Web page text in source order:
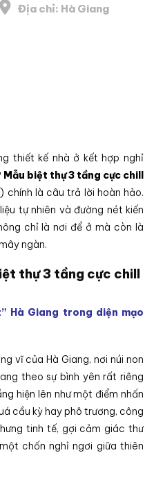
Địa chỉ: Hà Giang
thiết kế nhà ở kết hợp nghỉ
Mẫu biệt thự 3 tầng cực chill
chính là câu trả lời hoàn hảo.
tự nhiên và đường nét kiến
chỉ là nơi để ở mà còn là
ngàn.
thự 3 tầng cực chill
Hà Giang trong diện mạo
vĩ của Hà Giang, nơi núi non
theo sự bình yên rất riêng
hiện lên như một điểm nhấn
cầu kỳ hay phô trương, công
tinh tế, gợi cảm giác thư
chốn nghỉ ngơi giữa thiên